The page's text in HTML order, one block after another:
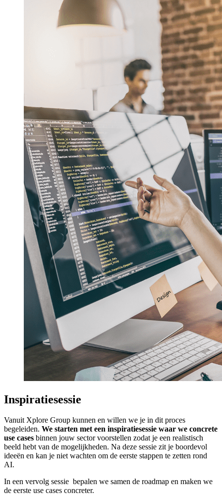
Inspiratiesessie
Vanuit Xplore Group kunnen en willen we je in dit proces
begeleiden. We starten met een inspiratiesessie waar we concrete
use cases binnen jouw sector voorstellen zodat je een realistisch
beeld hebt van de mogelijkheden. Na deze sessie zit je boordevol
ideeën en kan je niet wachten om de eerste stappen te zetten rond
AI.
In een vervolg sessie bepalen we samen de roadmap en maken we
de eerste use cases concreter.